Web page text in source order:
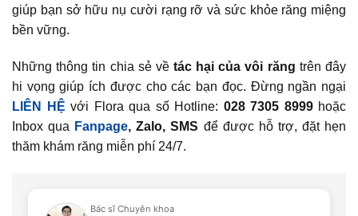
giúp bạn sở hữu nụ cười rạng rỡ và sức khỏe răng miệng
bền vững.
Những thông tin chia sẻ về tác hại của vôi răng trên đây
hi vọng giúp ích được cho các bạn đọc. Đừng ngần ngại
LIÊN HỆ với Flora qua số Hotline: 028 7305 8999hoặc
Inbox qua Fanpage, Zalo, SMS để được hỗ trợ, đặt hẹn
thăm khám răng miễn phí 24/7.
Bác sĩ Chuyên khoa